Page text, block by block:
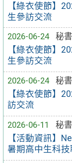
【綠衣使節】
生參訪交流
2026-06-24
秘
【綠衣使節】
生參訪交流
2026-06-24
秘
【綠衣使節】
訪交流
2026-06-11
秘
【活動資訊】
暑期高中生科